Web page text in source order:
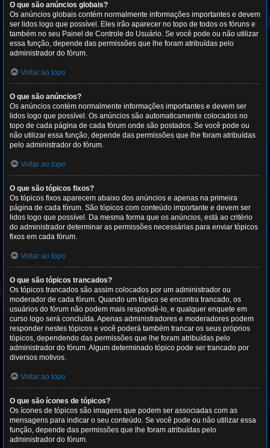
O que são anúncios globais?
Os anúncios globais contém normalmente informações importantes e devem
ser lidos logo que possível. Eles irão aparecer no topo de todos os fóruns e
também no seu Painel de Controle do Usuário. Se você pode ou não utilizar
essa função, depende das permissões que lhe foram atribuídas pelo
administrador do fórum.
Voltar ao topo
O que são anúncios?
Os anúncios contém normalmente informações importantes e devem ser
lidos logo que possível. Os anúncios são automaticamente colocados no
topo de cada página de cada fórum onde são postados. Se você pode ou
não utilizar essa função, depende das permissões que lhe foram atribuídas
pelo administrador do fórum.
Voltar ao topo
O que são tópicos fixos?
Os tópicos fixos aparecem abaixo dos anúncios e apenas na primeira
página de cada fórum. São tópicos com conteúdo importante e devem ser
lidos logo que possível. Da mesma forma que os anúncios, está ao critério
do administrador determinar as permissões necessárias para enviar tópicos
fixos em cada fórum.
Voltar ao topo
O que são tópicos trancados?
Os tópicos trancados são assim colocados por um administrador ou
moderador de cada fórum. Quando um tópico se encontra trancado, os
usuários do fórum não podem mais respondê-lo, e qualquer enquete em
curso logo será concluída. Apenas administradores e moderadores podem
responder nestes tópicos e você poderá também trancar os seus próprios
tópicos, dependendo das permissões que lhe foram atribuídas pelo
administrador do fórum. Algum determinado tópico pode ser trancado por
diversos motivos.
Voltar ao topo
O que são ícones de tópicos?
Os ícones de tópicos são imagens que podem ser associadas com as
mensagens para indicar o seu conteúdo. Se você pode ou não utilizar essa
função, depende das permissões que lhe foram atribuídas pelo
administrador do fórum.